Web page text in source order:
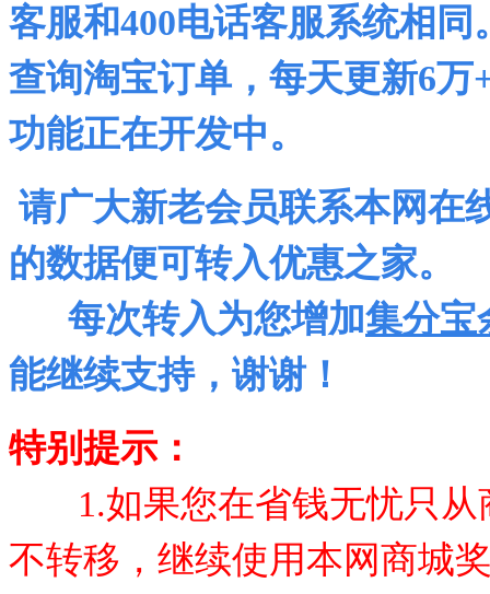
客服和400电话客服系统相
查询淘宝订单，每天更新6
功能正在开发中。
请广大新老会员联系本网在
的数据便可转入优惠之家。
每次转入为您增加集分宝
能继续支持，谢谢！
特别提示：
1.如果您在省钱无忧只从
不转移，继续使用本网商城